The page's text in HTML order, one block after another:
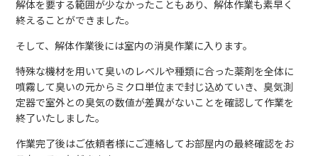
解体を要する範囲が少なかったこともあり、解体作業も素早く
終えることができました。
そして、解体作業後には室内の消臭作業に入ります。
特殊な機材を用いて臭いのレベルや種類に合った薬剤を全体に
噴霧して臭いの元からミクロ単位まで封じ込めていき、臭気測
定器で室外との臭気の数値が差異がないことを確認して作業を
終了いたしました。
作業完了後はご依頼者様にご連絡してお部屋内の最終確認をお